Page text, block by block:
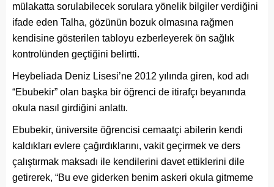
mülakatta sorulabilecek sorulara yönelik bilgiler verdiğini
ifade eden Talha, gözünün bozuk olmasına rağmen
kendisine gösterilen tabloyu ezberleyerek ön sağlık
kontrolünden geçtiğini belirtti.
Heybeliada Deniz Lisesi’ne 2012 yılında giren, kod adı
“Ebubekir” olan başka bir öğrenci de itirafçı beyanında
okula nasıl girdiğini anlattı.
Ebubekir, üniversite öğrencisi cemaatçi abilerin kendi
kaldıkları evlere çağırdıklarını, vakit geçirmek ve ders
çalıştırmak maksadı ile kendilerini davet ettiklerini dile
getirerek, “Bu eve giderken benim askeri okula gitmeme